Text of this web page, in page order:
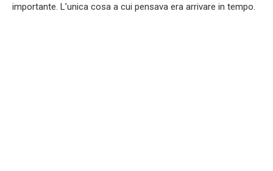
importante. L’unica cosa a cui pensava era arrivare in tempo.